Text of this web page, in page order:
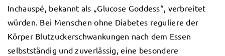
Inchauspé, bekannt als „Glucose Goddess“, verbreitet
würden. Bei Menschen ohne Diabetes reguliere der
Körper Blutzuckerschwankungen nach dem Essen
selbstständig und zuverlässig, eine besondere